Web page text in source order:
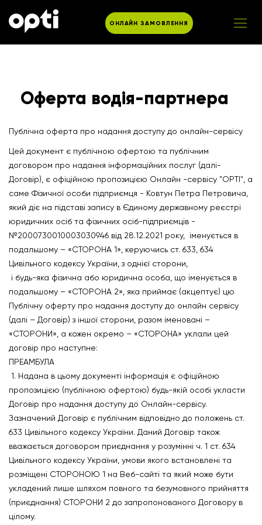
ОНЛАЙН ЗАМОВЛЕННЯ
Оферта водія-партнера
Публічна оферта про надання доступу до онлайн-сервісу
Цей документ є публічною офертою та публічним
договором про надання інформаційних послуг (далі-
Договір), є офіційною пропозицією Онлайн -сервісу "OPTI", а
саме Фізичної особи підприємця - Ковтун Петра Петровича,
який діє на підставі запису в Єдиному державному реєстрі
юридичних осіб та фізичних осіб-підприємців -
№2000730010003030946 від 28.12.2021 року, іменується в
подальшому – «СТОРОНА 1», керуючись ст. 633, 634
Цивільного кодексу України, з однієї сторони,
і будь-яка фізична або юридична особа, що іменується в
подальшому – «СТОРОНА 2», яка приймає (акцептує) цю
Публічну оферту про надання доступу до онлайн сервісу
(далі – Договір) з іншої сторони, разом іменовані –
«СТОРОНИ», а кожен окремо – «СТОРОНА» уклали цей
договір про наступне:
ПРЕАМБУЛА
1. Надана в цьому документі інформація є офіційною
пропозицією (публічною офертою) будь-якій особі укласти
Договір про надання доступу до Онлайн-сервісу.
Зазначений Договір є публічним відповідно до положень ст.
633 Цивільного кодексу України. Даний Договір також
вважається договором приєднання у розумінні ч. 1 ст. 634
Цивільного кодексу України, умови якого встановлені та
розміщені СТОРОНОЮ 1 на Веб-сайті та який може бути
укладений лише шляхом повного та безумовного прийняття
(приєднання) СТОРОНИ 2 до запропонованого Договору в
цілому.